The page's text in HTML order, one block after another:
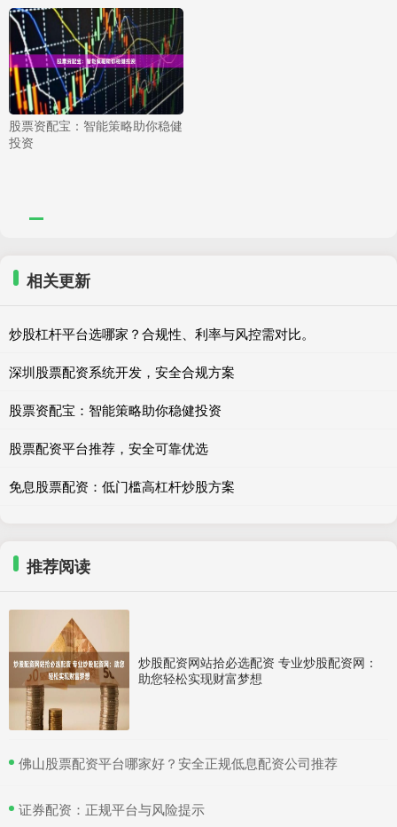
股票资配宝：智能策略助你稳健
投资
相关更新
炒股杠杆平台选哪家？合规性、利率与风控需对比。
深圳股票配资系统开发，安全合规方案
股票资配宝：智能策略助你稳健投资
股票配资平台推荐，安全可靠优选
免息股票配资：低门槛高杠杆炒股方案
推荐阅读
炒股配资网站拾必选配资 专业炒股配资网：
助您轻松实现财富梦想
​佛山股票配资平台哪家好？安全正规低息配资公司推荐
​证券配资：正规平台与风险提示